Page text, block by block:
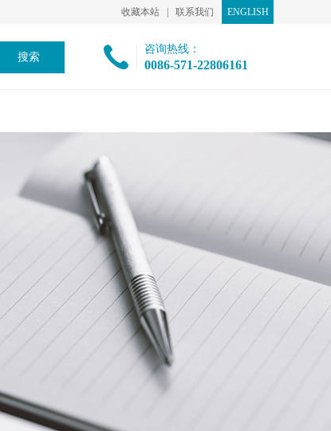
收藏本站 联系我们 ENGLISH
咨询热线：
0086-571-22806161